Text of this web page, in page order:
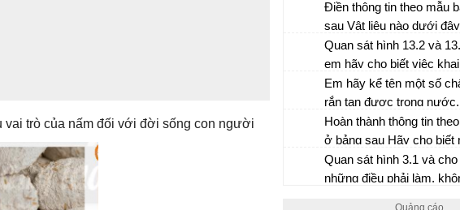
vai trò của nấm đối với đời sống con người
giảm đa dạng sinh học
Điền thông tin theo mẫu
sau Vật liệu nào dưới đây
được sử dụng ngoài mục
xây dựng còn hướng tới
vệ môi trường và đảm
phát triển bền vững
Quan sát hình 13.2 và
em hãy cho biết việc
các nguyên liệu khoáng
phát có đảm bảo an toàn
không? Giải thích
Em hãy kể tên một số
rắn tan được trong
số chất rắn không tan
trong nước mà em biết
Hoàn thành thông tin
ở bảng sau Hãy cho biết
số hỗn hợp đồng nhất và
không đồng nhất thường
Quan sát hình 3.1 và cho
những điều phải làm,